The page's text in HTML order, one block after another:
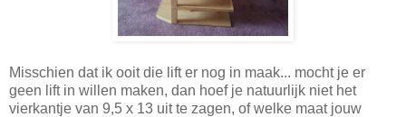
Misschien dat ik ooit die lift er nog in maak... mocht je er
geen lift in willen maken, dan hoef je natuurlijk niet het
vierkantje van 9,5 x 13 uit te zagen, of welke maat jouw